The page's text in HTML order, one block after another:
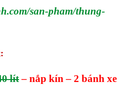
san-pham/thung-
lít– nắp kín – 2 bánh xe